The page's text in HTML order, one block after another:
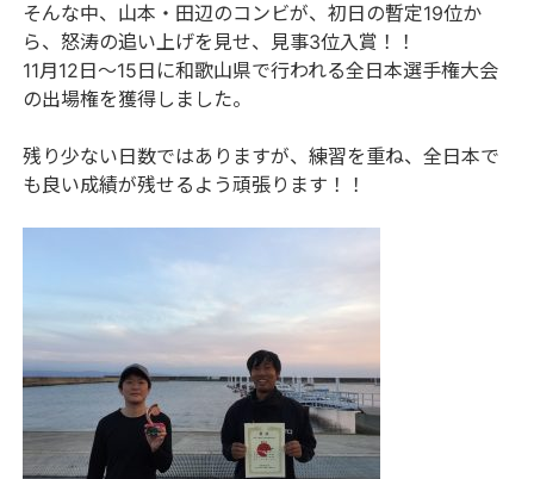
そんな中、山本・田辺のコンビが、初日の暫定19位か
ら、怒涛の追い上げを見せ、見事3位入賞！！
11月12日～15日に和歌山県で行われる全日本選手権大会
の出場権を獲得しました。
残り少ない日数ではありますが、練習を重ね、全日本で
も良い成績が残せるよう頑張ります！！